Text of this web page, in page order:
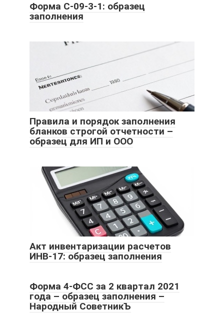
Форма С-09-3-1: образец
заполнения
Правила и порядок заполнения
бланков строгой отчетности –
образец для ИП и ООО
Акт инвентаризации расчетов
ИНВ-17: образец заполнения
Форма 4-ФСС за 2 квартал 2021
года – образец заполнения –
Народный СоветникЪ